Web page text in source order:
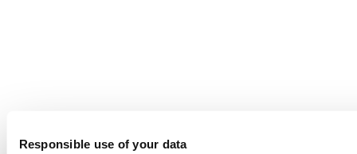
Responsible use of your data